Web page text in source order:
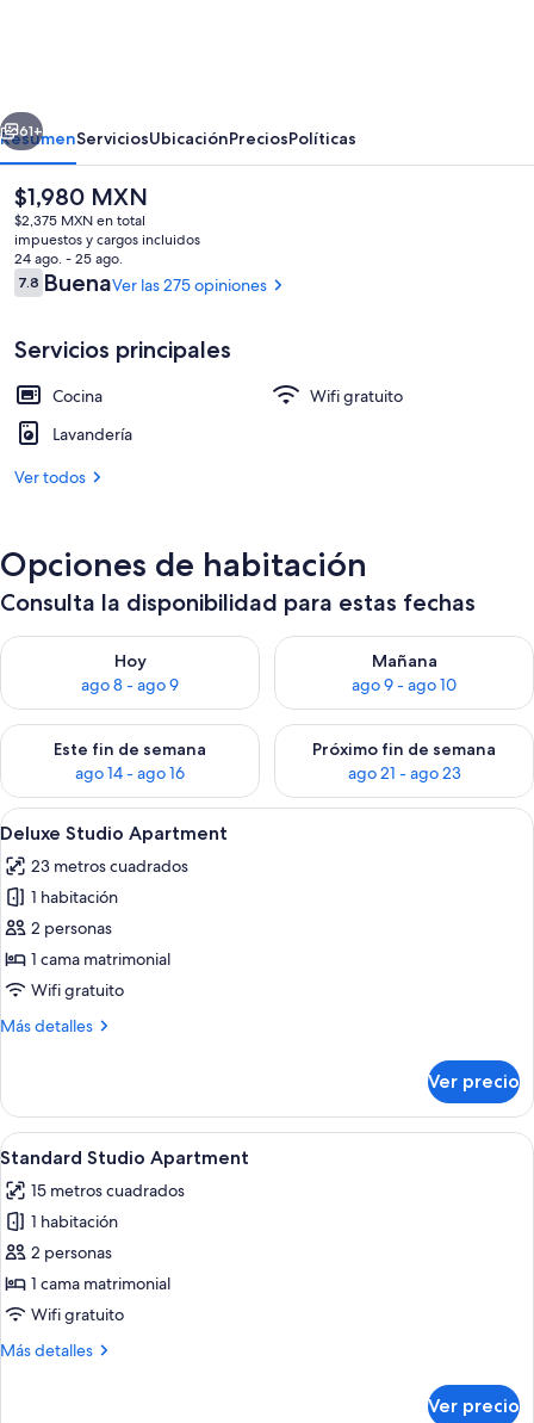
Apartments
by
Concept
Apartmentsv
Premium Deluxe Studio Apartment |
Siguiente
61+
ResumenServiciosUbicaciónPreciosPolíticas
El
precio
actual
es
de
$1,980 MXN
$1,980 MXN
$2,375 MXN en total
impuestos y cargos incluidos
24 ago. - 25 ago.
Opiniones
7.87.8 de 10,
BuenaVer las 275 opiniones
Servicios principales
Cocina
Wifi gratuito
Lavandería
Ver todos
Opciones de habitación
Consulta la disponibilidad para estas fechas
Hoy
ago 8 - ago 9
Consulta la disponibilidad para hoy ago 8 - ago 9
Mañana
ago 9 - ago 10
Consulta la disponibilidad
Este fin de semana
ago 14 - ago 16
Consulta la disponibilidad para este fin de semana ago 14 -
Próximo fin de semana
ago 21 - ago 23
Consulta la disponibilidad
Abrir
todas
las
fotos
de
Deluxe
Studio
Un dormitorio moderno con una
14
Deluxe Studio Apartment
23 metros cuadrados
1 habitación
2 personas
1 cama matrimonial
Wifi gratuito
Más detalles
Más
Studio
Apartment
Ver precio
Abrir
todas
las
fotos
de
Standard
Studio
Un dormitorio moderno con una
13
Standard Studio Apartment
15 metros cuadrados
1 habitación
2 personas
1 cama matrimonial
Wifi gratuito
Más detalles
Más
Ver precio